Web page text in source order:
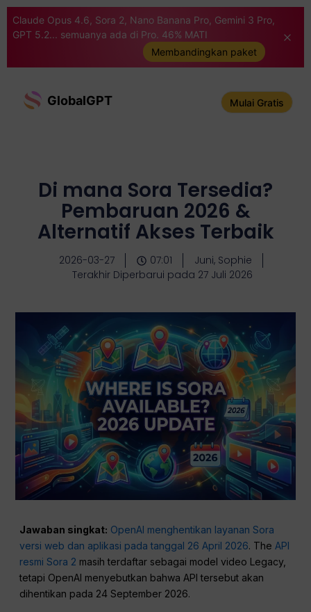
Claude Opus 4.6, Sora 2, Nano Banana Pro, Gemini 3 Pro,
GPT 5.2... semuanya ada di Pro. 46% MATI
Membandingkan paket
GlobalGPT Mulai Gratis
Di mana Sora Tersedia?
Pembaruan 2026 &
Alternatif Akses Terbaik
2026-03-27 07:01
Juni, Sophie
Terakhir Diperbarui pada 27 Juli 2026
Jawaban singkat: OpenAI menghentikan layanan Sora
versi web dan aplikasi pada tanggal 26 April 2026. TheAPI
resmi Sora 2 masih terdaftar sebagai model video Legacy,
tetapi OpenAI menyebutkan bahwa API tersebut akan
dihentikan pada 24 September 2026.